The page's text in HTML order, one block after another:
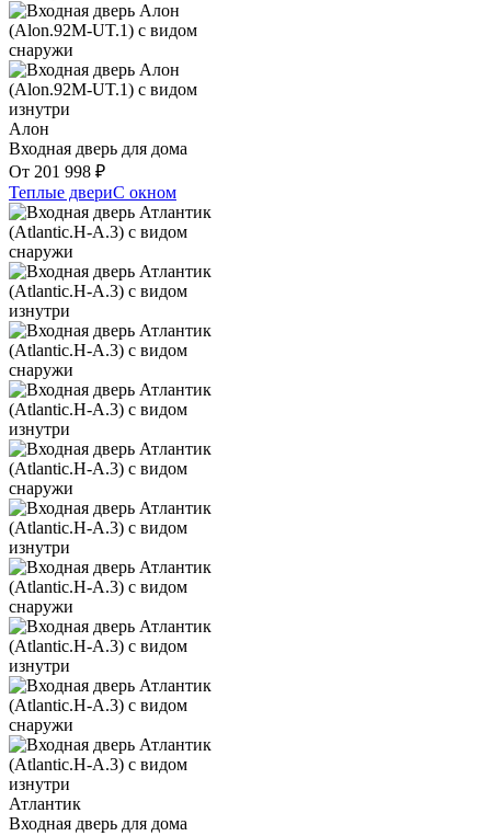
Алон
Входная дверь для дома
От 201 998 ₽
Теплые двериС окном
Атлантик
Входная дверь для дома